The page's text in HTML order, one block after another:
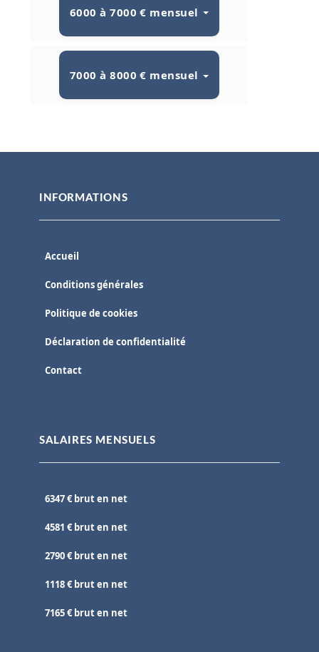
6000 à 7000 € mensuel
7000 à 8000 € mensuel
INFORMATIONS
Accueil
Conditions générales
Politique de cookies
Déclaration de confidentialité
Contact
SALAIRES MENSUELS
6347 € brut en net
4581 € brut en net
2790 € brut en net
1118 € brut en net
7165 € brut en net